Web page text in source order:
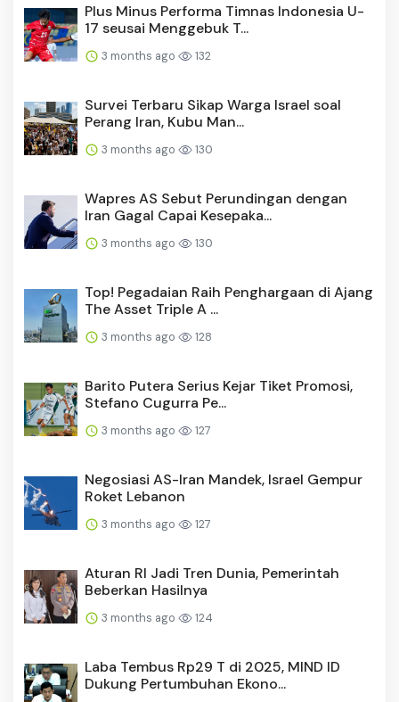
Plus Minus Performa Timnas Indonesia U-
17 seusai Menggebuk T...
3 months ago 132
Survei Terbaru Sikap Warga Israel soal
Perang Iran, Kubu Man...
3 months ago 130
Wapres AS Sebut Perundingan dengan
Iran Gagal Capai Kesepaka...
3 months ago 130
Top! Pegadaian Raih Penghargaan di Ajang
The Asset Triple A ...
3 months ago 128
Barito Putera Serius Kejar Tiket Promosi,
Stefano Cugurra Pe...
3 months ago 127
Negosiasi AS-Iran Mandek, Israel Gempur
Roket Lebanon
3 months ago 127
Aturan RI Jadi Tren Dunia, Pemerintah
Beberkan Hasilnya
3 months ago 124
Laba Tembus Rp29 T di 2025, MIND ID
Dukung Pertumbuhan Ekono...